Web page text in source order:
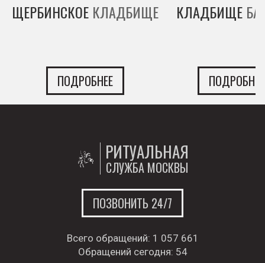
ЩЕРБИНСКОЕ КЛАДБИЩЕ
ПОДРОБНЕЕ
КЛАДБИЩЕ
ПОДРОБНЕЕ
РИТУАЛЬНАЯ
СЛУЖБА МОСКВЫ
ПОЗВОНИТЬ 24/7
Всего обращений: 1 057 661
Обращений сегодня: 54